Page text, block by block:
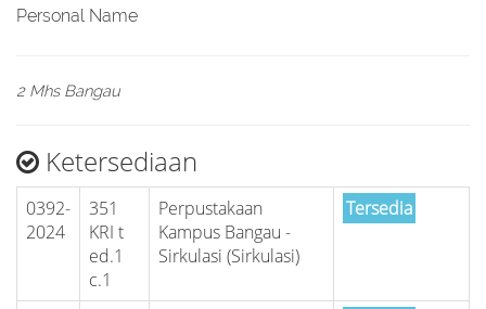
Personal Name
2 Mhs Bangau
Ketersediaan
0392-
2024
351
KRI t
ed.1
c.1
Perpustakaan
Kampus Bangau -
Sirkulasi (Sirkulasi)
Tersedia